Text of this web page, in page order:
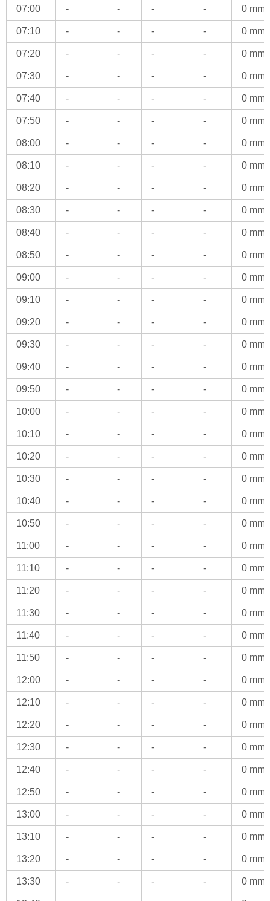
07:00 - - - - 0 mm
07:10 - - - - 0 mm
07:20 - - - - 0 mm
07:30 - - - - 0 mm
07:40 - - - - 0 mm
07:50 - - - - 0 mm
08:00 - - - - 0 mm
08:10 - - - - 0 mm
08:20 - - - - 0 mm
08:30 - - - - 0 mm
08:40 - - - - 0 mm
08:50 - - - - 0 mm
09:00 - - - - 0 mm
09:10 - - - - 0 mm
09:20 - - - - 0 mm
09:30 - - - - 0 mm
09:40 - - - - 0 mm
09:50 - - - - 0 mm
10:00 - - - - 0 mm
10:10 - - - - 0 mm
10:20 - - - - 0 mm
10:30 - - - - 0 mm
10:40 - - - - 0 mm
10:50 - - - - 0 mm
11:00 - - - - 0 mm
11:10 - - - - 0 mm
11:20 - - - - 0 mm
11:30 - - - - 0 mm
11:40 - - - - 0 mm
11:50 - - - - 0 mm
12:00 - - - - 0 mm
12:10 - - - - 0 mm
12:20 - - - - 0 mm
12:30 - - - - 0 mm
12:40 - - - - 0 mm
12:50 - - - - 0 mm
13:00 - - - - 0 mm
13:10 - - - - 0 mm
13:20 - - - - 0 mm
13:30 - - - - 0 mm